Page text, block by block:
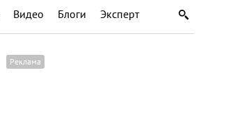
Видео Блоги Эксперт